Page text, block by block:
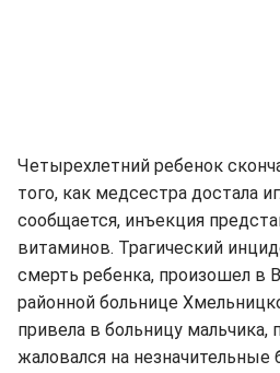
Четырехлетний ребенок
того, как медсестра достала
сообщается, инъекция
витаминов. Трагический
смерть ребенка, произошел в
районной больнице
привела в больницу мальчика,
жаловался на незначительные